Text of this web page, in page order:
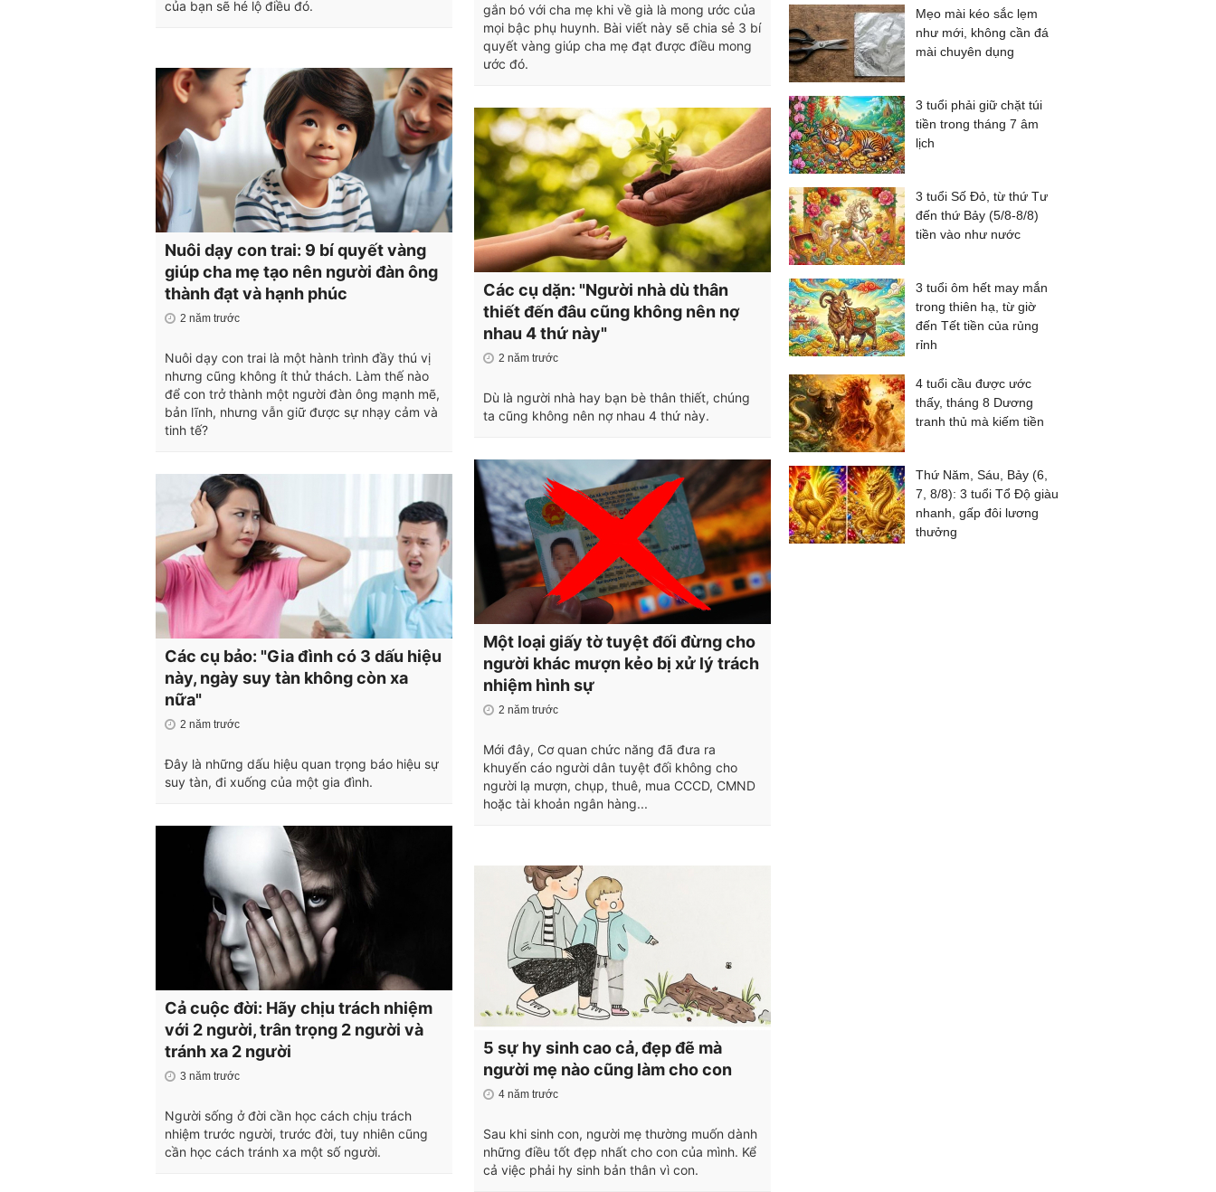
của bạn sẽ hé lộ điều đó.
Nuôi dạy con trai: 9 bí quyết vàng
giúp cha mẹ tạo nên người đàn ông
thành đạt và hạnh phúc
2 năm trước
Nuôi dạy con trai là một hành trình đầy thú vị
nhưng cũng không ít thử thách. Làm thế nào
để con trở thành một người đàn ông mạnh mẽ,
bản lĩnh, nhưng vẫn giữ được sự nhạy cảm và
tinh tế?
Các cụ bảo: "Gia đình có 3 dấu hiệu
này, ngày suy tàn không còn xa
nữa"
2 năm trước
Đây là những dấu hiệu quan trọng báo hiệu sự
suy tàn, đi xuống của một gia đình.
Cả cuộc đời: Hãy chịu trách nhiệm
với 2 người, trân trọng 2 người và
tránh xa 2 người
3 năm trước
Người sống ở đời cần học cách chịu trách
nhiệm trước người, trước đời, tuy nhiên cũng
cần học cách tránh xa một số người.
gắn bó với cha mẹ khi về già là mong ước của
mọi bậc phụ huynh. Bài viết này sẽ chia sẻ 3 bí
quyết vàng giúp cha mẹ đạt được điều mong
ước đó.
Các cụ dặn: "Người nhà dù thân
thiết đến đâu cũng không nên nợ
nhau 4 thứ này"
2 năm trước
Dù là người nhà hay bạn bè thân thiết, chúng
ta cũng không nên nợ nhau 4 thứ này.
Một loại giấy tờ tuyệt đối đừng cho
người khác mượn kẻo bị xử lý trách
nhiệm hình sự
2 năm trước
Mới đây, Cơ quan chức năng đã đưa ra
khuyến cáo người dân tuyệt đối không cho
người lạ mượn, chụp, thuê, mua CCCD, CMND
hoặc tài khoản ngân hàng...
5 sự hy sinh cao cả, đẹp đẽ mà
người mẹ nào cũng làm cho con
4 năm trước
Sau khi sinh con, người mẹ thường muốn dành
những điều tốt đẹp nhất cho con của mình. Kể
cả việc phải hy sinh bản thân vì con.
Mẹo mài kéo sắc lẹm
như mới, không cần đá
mài chuyên dụng
3 tuổi phải giữ chặt túi
tiền trong tháng 7 âm
lịch
3 tuổi Số Đỏ, từ thứ Tư
đến thứ Bảy (5/8-8/8)
tiền vào như nước
3 tuổi ôm hết may mắn
trong thiên hạ, từ giờ
đến Tết tiền của rủng
rỉnh
4 tuổi cầu được ước
thấy, tháng 8 Dương
tranh thủ mà kiếm tiền
Thứ Năm, Sáu, Bảy (6,
7, 8/8): 3 tuổi Tổ Độ giàu
nhanh, gấp đôi lương
thưởng